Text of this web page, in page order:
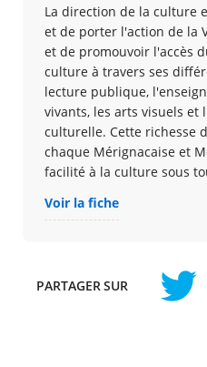
La direction de la culture
et de porter l'action de la
et de promouvoir l'accès
culture à travers ses
lecture publique,
vivants, les arts visuels
culturelle. Cette richesse
chaque Mérignacaise et
facilité à la culture sous
Voir la fiche
PARTAGERSUR